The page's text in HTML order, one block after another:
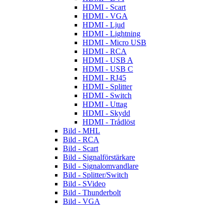
HDMI - Scart
HDMI - VGA
HDMI - Ljud
HDMI - Lightning
HDMI - Micro USB
HDMI - RCA
HDMI - USB A
HDMI - USB C
HDMI - RJ45
HDMI - Splitter
HDMI - Switch
HDMI - Uttag
HDMI - Skydd
HDMI - Trådlöst
Bild - MHL
Bild - RCA
Bild - Scart
Bild - Signalförstärkare
Bild - Signalomvandlare
Bild - Splitter/Switch
Bild - SVideo
Bild - Thunderbolt
Bild - VGA